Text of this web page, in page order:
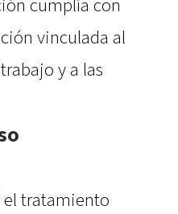
cumplía con
vinculada al
y a las
el tratamiento